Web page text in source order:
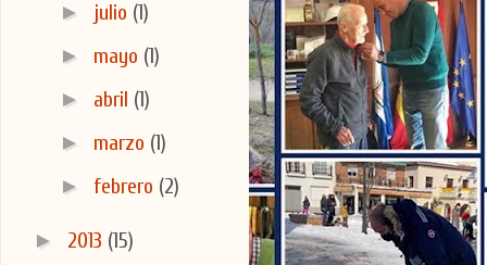
► julio (1)
► mayo (1)
► abril (1)
► marzo (1)
► febrero (2)
► 2013 (15)